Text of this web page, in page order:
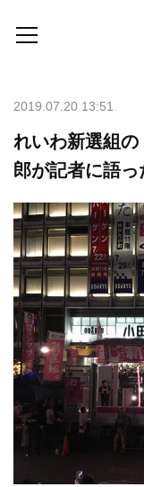
2019.07.20 13:51
れいわ新選組
郎が記者に語っ